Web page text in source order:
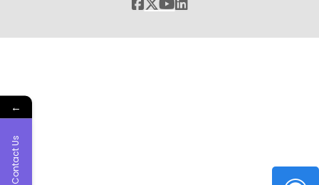
←
Contact Us